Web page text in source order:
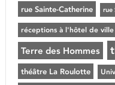
rue Sainte-Catherine rue
réceptions à l'hôtel de ville
Terre des Hommes
théâtre La Roulotte